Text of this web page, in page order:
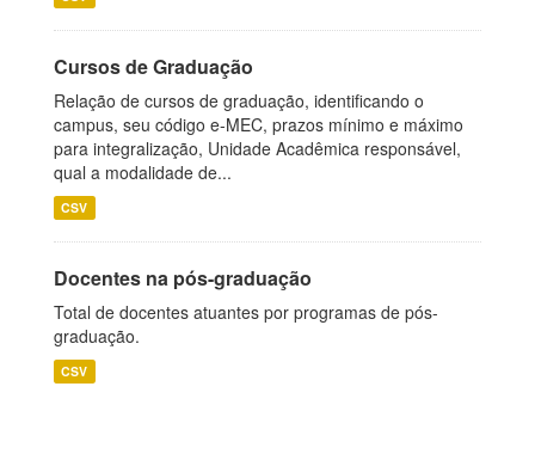
Cursos de Graduação
Relação de cursos de graduação, identificando o
campus, seu código e-MEC, prazos mínimo e máximo
para integralização, Unidade Acadêmica responsável,
qual a modalidade de...
CSV
Docentes na pós-graduação
Total de docentes atuantes por programas de pós-
graduação.
CSV